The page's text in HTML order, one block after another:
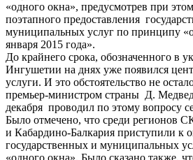
«одного окна», предусмотрев при
поэтапного предоставления
муниципальных услуг по принципу
января 2015 года».
До крайнего срока, обозначенного в
Ингушетии на днях уже появился
услуги. И это обстоятельство не
премьер-министром страны Д.
декабря проводил по этому вопросу
Было отмечено, что среди регионов
и Кабардино-Балкария приступили к
государственных и муниципальных